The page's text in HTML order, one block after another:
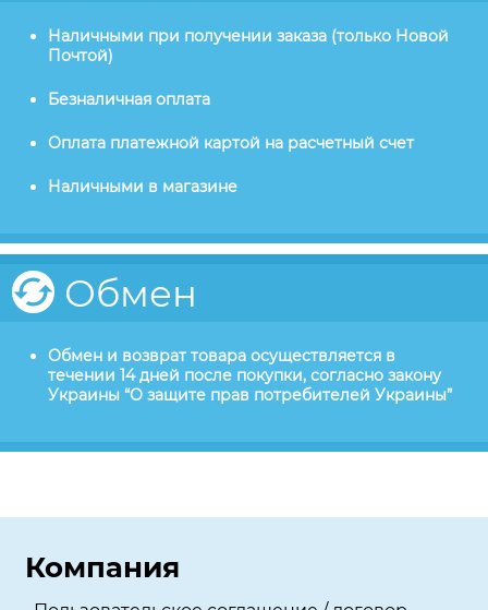
Наличными при получении заказа (только Новой
Почтой)
Безналичная оплата
Оплата платежной картой на расчетный счет
Наличными в магазине
Обмен
Обмен и возврат товара осуществляется в
течении 14 дней после покупки, согласно закону
Украины “О защите прав потребителей Украины”
Компания